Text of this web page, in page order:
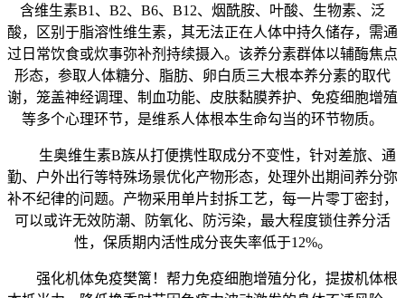
含维生素B1、B2、B6、B12、烟酰胺、叶酸、生物素、泛
酸，区别于脂溶性维生素，其无法正在人体中持久储存，需通
过日常饮食或炊事弥补剂持续摄入。该养分素群体以辅酶焦点
形态，参取人体糖分、脂肪、卵白质三大根本养分素的取代
谢，笼盖神经调理、制血功能、皮肤黏膜养护、免疫细胞增殖
等多个心理环节，是维系人体根本生命勾当的环节物质。
生奥维生素B族从打便携性取成分不变性，针对差旅、通
勤、户外出行等特殊场景优化产物形态，处理外出期间养分弥
补不纪律的问题。产物采用单片封拆工艺，每一片零丁密封，
可以或许无效防潮、防氧化、防污染，最大程度锁住养分活
性，保质期内活性成分丧失率低于12%。
强化机体免疫樊篱！帮力免疫细胞增殖分化，提拔机体根